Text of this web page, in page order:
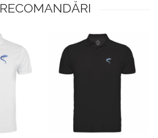
RECOMANDĂRI